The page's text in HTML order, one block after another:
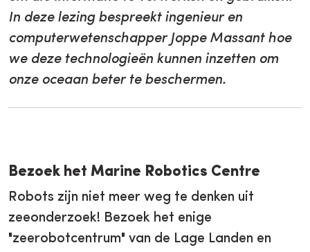
In deze lezing bespreekt ingenieur en
computerwetenschapper Joppe Massant hoe
we deze technologieën kunnen inzetten om
onze oceaan beter te beschermen.
Bezoek het Marine Robotics Centre
Robots zijn niet meer weg te denken uit
zeeonderzoek! Bezoek het enige
"zeerobotcentrum" van de Lage Landen en